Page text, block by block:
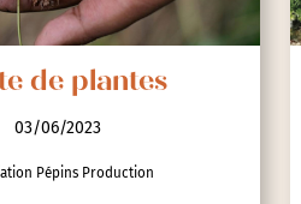
de plantes
03/06/2023
Pépins Production